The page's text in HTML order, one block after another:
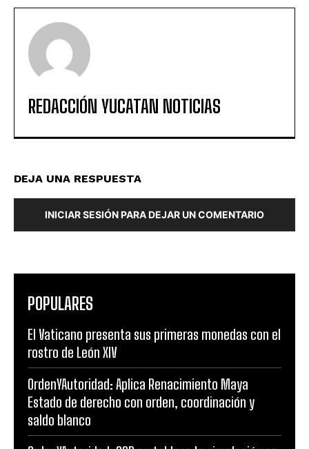
REDACCIÓN YUCATAN NOTICIAS
DEJA UNA RESPUESTA
INICIAR SESIÓN PARA DEJAR UN COMENTARIO
POPULARES
El Vaticano presenta sus primeras monedas con el
rostro de León XIV
OrdenYAutoridad: Aplica Renacimiento Maya
Estado de derecho con orden, coordinación y
saldo blanco